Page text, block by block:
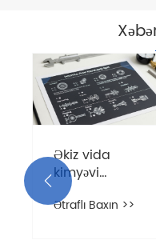
Əkiz vida
kimyəvi
nasosları
fərqli iş
Ətraflı Baxın >>
